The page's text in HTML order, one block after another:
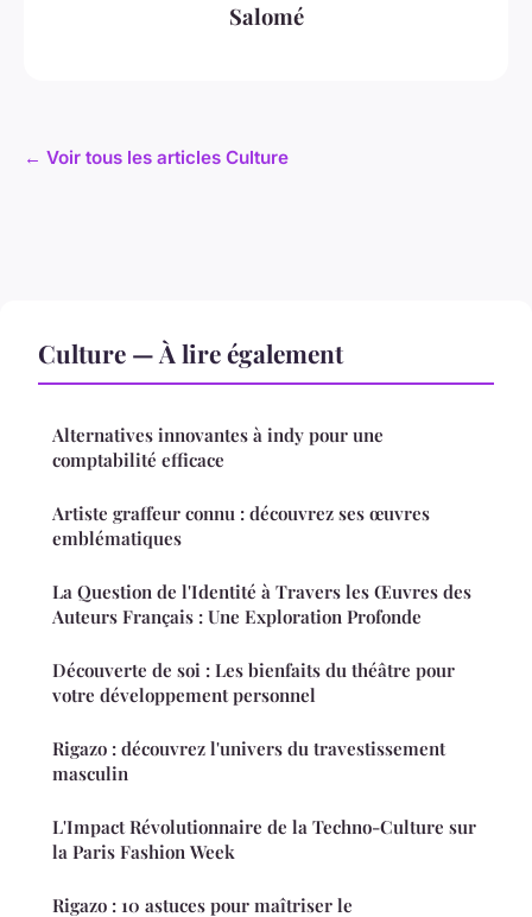
Salomé
← Voir tous les articles Culture
Culture — À lire également
Alternatives innovantes à indy pour une
comptabilité efficace
Artiste graffeur connu : découvrez ses œuvres
emblématiques
La Question de l'Identité à Travers les Œuvres des
Auteurs Français : Une Exploration Profonde
Découverte de soi : Les bienfaits du théâtre pour
votre développement personnel
Rigazo : découvrez l'univers du travestissement
masculin
L'Impact Révolutionnaire de la Techno-Culture sur
la Paris Fashion Week
Rigazo : 10 astuces pour maîtriser le